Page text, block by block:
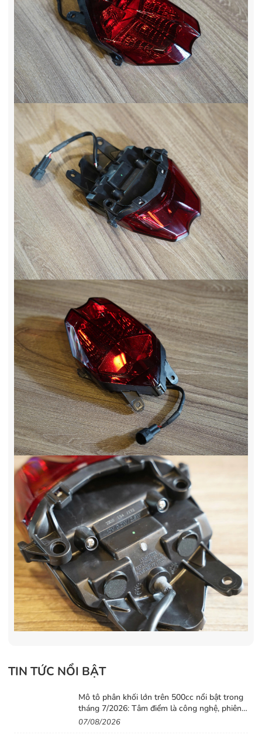
TIN TỨC NỔI BẬT
Mô tô phân khối lớn trên 500cc nổi bật trong
tháng 7/2026: Tâm điểm là công nghệ, phiên
bản giới hạn và những cấu hình “đỉnh”
07/08/2026